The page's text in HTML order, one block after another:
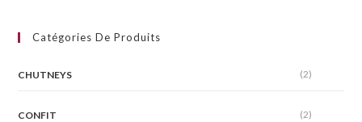
Catégories De Produits
CHUTNEYS (2)
CONFIT (2)